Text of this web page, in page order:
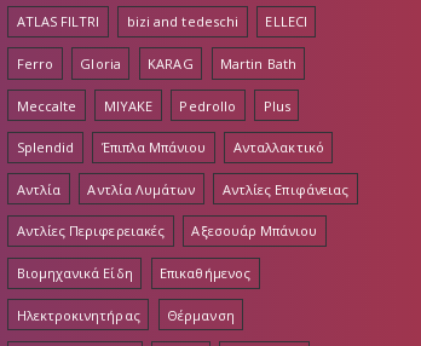
ATLAS FILTRI bizi and tedeschi ELLECI
Ferro Gloria KARAG Martin Bath
Meccalte MIYAKE Pedrollo Plus
Splendid Έπιπλα Μπάνιου Ανταλλακτικό
Αντλία Αντλία Λυμάτων Αντλίες Επιφάνειας
Αντλίες Περιφερειακές Αξεσουάρ Μπάνιου
Βιομηχανικά Είδη Επικαθήμενος
Ηλεκτροκινητήρας Θέρμανση